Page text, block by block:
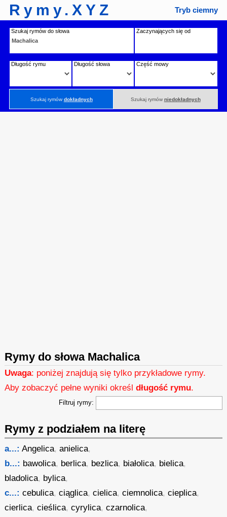
Rymy.XYZ Tryb ciemny
Szukaj rymów do słowa Zaczynających się od
Długość rymu Długość słowa Część mowy
Szukaj rymówdokładnych Szukaj rymów niedokładnych
Rymy do słowa Machalica
Uwaga: poniżej znajdują się tylko przykładowe rymy.
Aby zobaczyć pełne wyniki określdługość rymu.
Filtruj rymy:
Rymy z podziałem na literę
a...: Angelica,anielica,
b...: bawolica, berlica, bezlica, białolica, bielica,
bladolica, bylica,
c...: cebulica,ciąglica,cielica,ciemnolica,cieplica,
cierlica,cieślica,cyrylica,czarnolica,